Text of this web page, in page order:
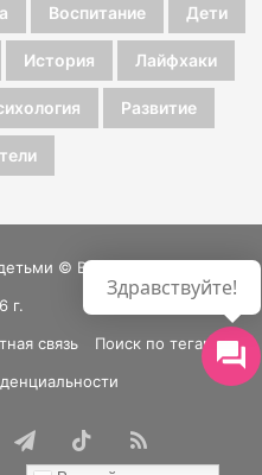
Воспитание Дети
История Лайфхаки
Развитие
© Все права защищены
г.
связь
Поиск по тегам
TelegramTikTokRSS
Здравствуйте!